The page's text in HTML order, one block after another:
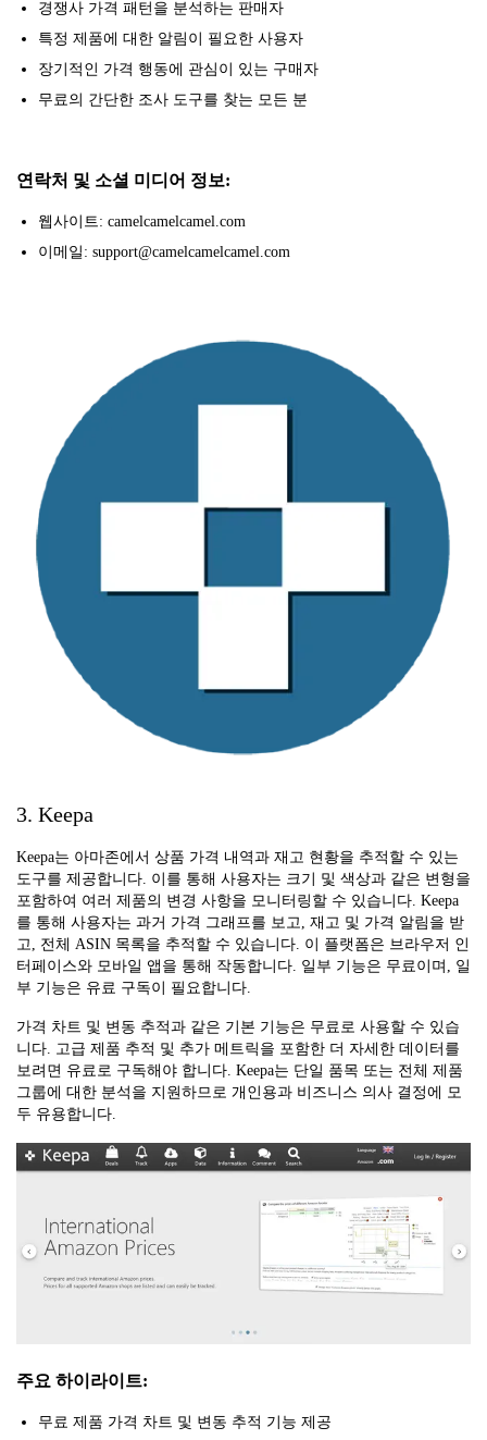
경쟁사 가격 패턴을 분석하는 판매자
특정 제품에 대한 알림이 필요한 사용자
장기적인 가격 행동에 관심이 있는 구매자
무료의 간단한 조사 도구를 찾는 모든 분
연락처 및 소셜 미디어 정보:
웹사이트: camelcamelcamel.com
이메일: support@camelcamelcamel.com
3. Keepa
Keepa는 아마존에서 상품 가격 내역과 재고 현황을 추적할 수 있는
도구를 제공합니다. 이를 통해 사용자는 크기 및 색상과 같은 변형을
포함하여 여러 제품의 변경 사항을 모니터링할 수 있습니다. Keepa
를 통해 사용자는 과거 가격 그래프를 보고, 재고 및 가격 알림을 받
고, 전체 ASIN 목록을 추적할 수 있습니다. 이 플랫폼은 브라우저 인
터페이스와 모바일 앱을 통해 작동합니다. 일부 기능은 무료이며, 일
부 기능은 유료 구독이 필요합니다.
가격 차트 및 변동 추적과 같은 기본 기능은 무료로 사용할 수 있습
니다. 고급 제품 추적 및 추가 메트릭을 포함한 더 자세한 데이터를
보려면 유료로 구독해야 합니다. Keepa는 단일 품목 또는 전체 제품
그룹에 대한 분석을 지원하므로 개인용과 비즈니스 의사 결정에 모
두 유용합니다.
주요 하이라이트:
무료 제품 가격 차트 및 변동 추적 기능 제공